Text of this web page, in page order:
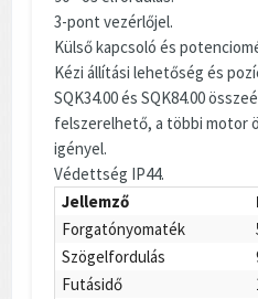
3-pont vezérlőjel.
Külső kapcsoló és
Kézi állítási lehetőség és
SQK34.00 és SQK84.00
felszerelhető, a többi motor
igényel.
Védettség IP44.
Jellemző
Forgatónyomaték
Szögelfordulás
Futásidő